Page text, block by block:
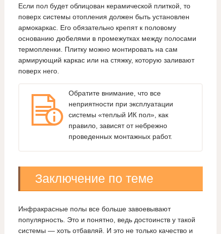
Если пол будет облицован керамической плиткой, то
поверх системы отопления должен быть установлен
армокаркас. Его обязательно крепят к половому
основанию дюбелями в промежутках между полосами
термопленки. Плитку можно монтировать на сам
армирующий каркас или на стяжку, которую заливают
поверх него.
Обратите внимание, что все
неприятности при эксплуатации
системы «теплый ИК пол», как
правило, зависят от небрежно
проведенных монтажных работ.
Заключение по теме
Инфракрасные полы все больше завоевывают
популярность. Это и понятно, ведь достоинств у такой
системы — хоть отбавляй. И это не только качество и